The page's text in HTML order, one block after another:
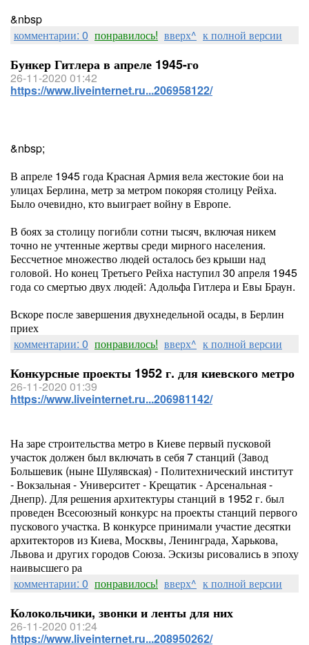
&nbsp
комментарии: 0 понравилось! вверх^ к полной версии
Бункер Гитлера в апреле 1945-го
26-11-2020 01:42
https://www.liveinternet.ru...206958122/
&nbsp;
В апреле 1945 года Красная Армия вела жестокие бои на
улицах Берлина, метр за метром покоряя столицу Рейха.
Было очевидно, кто выиграет войну в Европе.
В боях за столицу погибли сотни тысяч, включая никем
точно не учтенные жертвы среди мирного населения.
Бессчетное множество людей осталось без крыши над
головой. Но конец Третьего Рейха наступил 30 апреля 1945
года со смертью двух людей: Адольфа Гитлера и Евы Браун.
Вскоре после завершения двухнедельной осады, в Берлин
приех
комментарии: 0 понравилось! вверх^ к полной версии
Конкурсные проекты 1952 г. для киевского метро
26-11-2020 01:39
https://www.liveinternet.ru...206981142/
На заре строительства метро в Киеве первый пусковой
участок должен был включать в себя 7 станций (Завод
Большевик (ныне Шулявская) - Политехнический институт
- Вокзальная - Университет - Крещатик - Арсенальная -
Днепр). Для решения архитектуры станций в 1952 г. был
проведен Всесоюзный конкурс на проекты станций первого
пускового участка. В конкурсе принимали участие десятки
архитекторов из Киева, Москвы, Ленинграда, Харькова,
Львова и других городов Союза. Эскизы рисовались в эпоху
наивысшего ра
комментарии: 0 понравилось! вверх^ к полной версии
Колокольчики, звонки и ленты для них
26-11-2020 01:24
https://www.liveinternet.ru...208950262/